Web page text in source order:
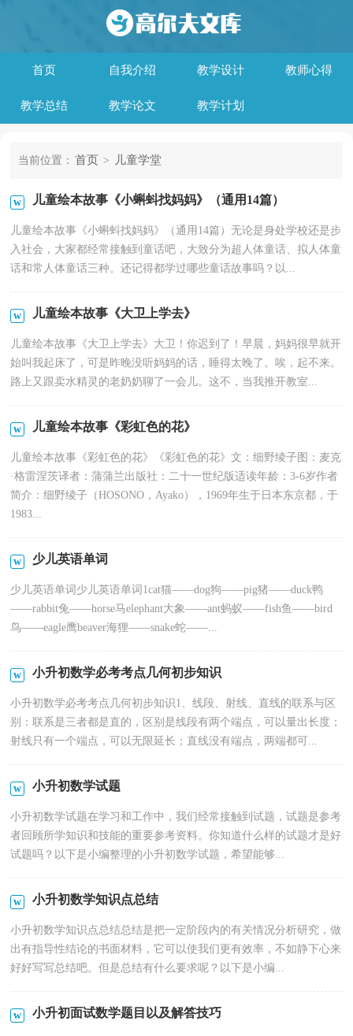
首页 自我介绍 教学设计 教师心得
教学总结 教学论文 教学计划
当前位置： 首页 > 儿童学堂
儿童绘本故事《小蝌蚪找妈妈》（通用14篇）
儿童绘本故事《小蝌蚪找妈妈》（通用14篇）无论是身处学校还是步
入社会，大家都经常接触到童话吧，大致分为超人体童话、拟人体童
话和常人体童话三种。还记得都学过哪些童话故事吗？以...
儿童绘本故事《大卫上学去》
儿童绘本故事《大卫上学去》大卫！你迟到了！早晨，妈妈很早就开
始叫我起床了，可是昨晚没听妈妈的话，睡得太晚了。唉，起不来。
路上又跟卖水精灵的老奶奶聊了一会儿。这不，当我推开教室...
儿童绘本故事《彩虹色的花》
儿童绘本故事《彩虹色的花》《彩虹色的花》文：细野绫子图：麦克
·格雷涅茨译者：蒲蒲兰出版社：二十一世纪版适读年龄：3-6岁作者
简介：细野绫子（HOSONO，Ayako），1969年生于日本东京都，于
1983...
少儿英语单词
少儿英语单词少儿英语单词1cat猫——dog狗——pig猪——duck鸭
——rabbit兔——horse马elephant大象——ant蚂蚁——fish鱼——bird
鸟——eagle鹰beaver海狸——snake蛇——...
小升初数学必考考点几何初步知识
小升初数学必考考点几何初步知识1、线段、射线、直线的联系与区
别：联系是三者都是直的，区别是线段有两个端点，可以量出长度；
射线只有一个端点，可以无限延长；直线没有端点，两端都可...
小升初数学试题
小升初数学试题在学习和工作中，我们经常接触到试题，试题是参考
者回顾所学知识和技能的重要参考资料。你知道什么样的试题才是好
试题吗？以下是小编整理的小升初数学试题，希望能够...
小升初数学知识点总结
小升初数学知识点总结总结是把一定阶段内的有关情况分析研究，做
出有指导性结论的书面材料，它可以使我们更有效率，不如静下心来
好好写写总结吧。但是总结有什么要求呢？以下是小编...
小升初面试数学题目以及解答技巧